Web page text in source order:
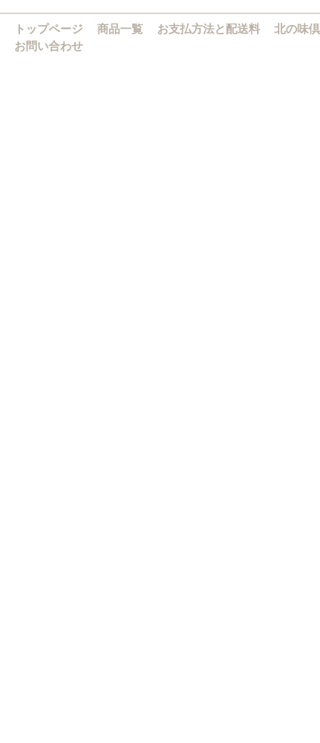
トップページ 商品一覧 お支払方法と配送料
北の味
お問い合わせ